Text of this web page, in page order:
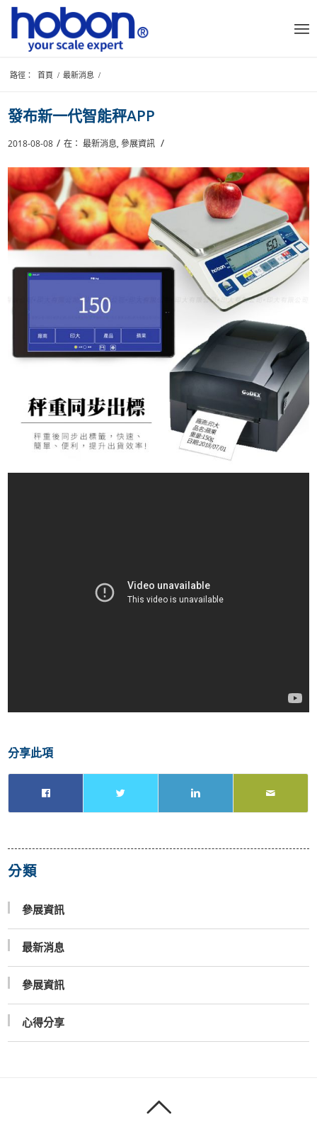
路徑： 首頁 / 最新消息 /
發布新一代智能秤APP
2018-08-08 / 在：最新消息,參展資訊 /
分享此項
分類
參展資訊
最新消息
參展資訊
心得分享